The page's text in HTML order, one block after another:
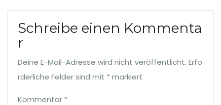
Schreibe einen Kommenta
r
Deine E-Mail-Adresse wird nicht veröffentlicht. Erfo
rderliche Felder sind mit * markiert
Kommentar *